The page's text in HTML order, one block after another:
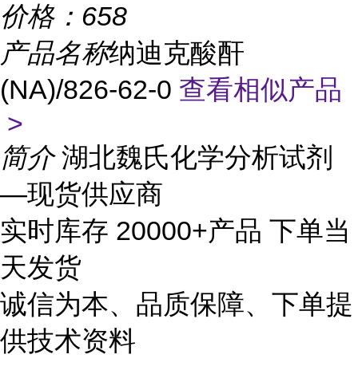
价格： 658
产品名称纳迪克酸酐
(NA)/826-62-0 查看相似产品
>
简介 湖北魏氏化学分析试剂
—现货供应商
实时库存 20000+产品 下单当
天发货
诚信为本、品质保障、下单提
供技术资料